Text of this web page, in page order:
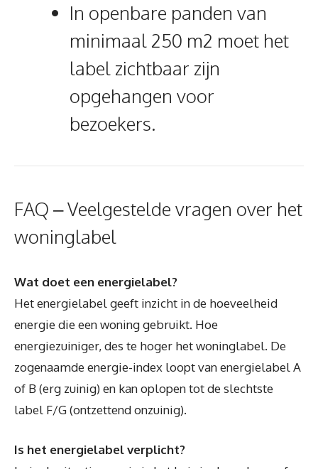
In openbare panden van
minimaal 250 m2 moet het
label zichtbaar zijn
opgehangen voor
bezoekers.
FAQ – Veelgestelde vragen over het
woninglabel
Wat doet een energielabel?
Het energielabel geeft inzicht in de hoeveelheid
energie die een woning gebruikt. Hoe
energiezuiniger, des te hoger het woninglabel. De
zogenaamde energie-index loopt van energielabel A
of B (erg zuinig) en kan oplopen tot de slechtste
label F/G (ontzettend onzuinig).
Is het energielabel verplicht?